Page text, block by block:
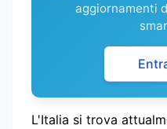
aggiornamenti
L'Italia si trova